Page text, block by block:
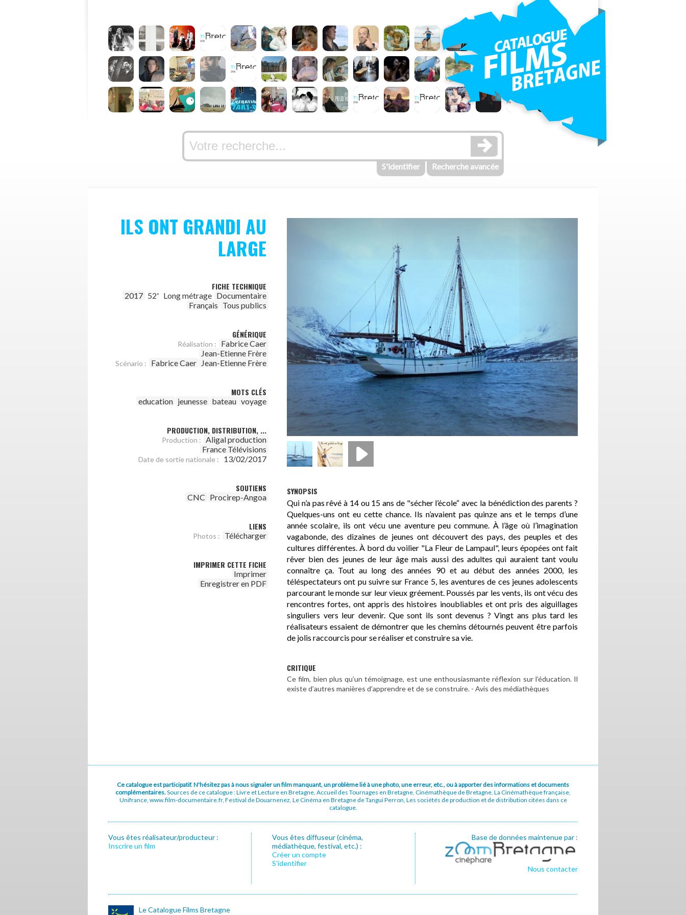
S'identifier Recherche avancée
ILS ONT GRANDI AU
LARGE
FICHE TECHNIQUE
2017 52' Long métrage Documentaire
Français Tous publics
GÉNÉRIQUE
Réalisation :
Fabrice Caer
Jean-Etienne Frère
Scénario : Fabrice Caer Jean-Etienne Frère
MOTS CLÉS
education jeunesse bateau voyage
PRODUCTION, DISTRIBUTION, ...
Production : Aligal production
France Télévisions
Date de sortie nationale : 13/02/2017
SOUTIENS
CNC Procirep-Angoa
LIENS
Photos : Télécharger
IMPRIMER CETTE FICHE
Imprimer
Enregistrer en PDF
SYNOPSIS
Qui n’a pas rêvé à 14 ou 15 ans de "sécher l’école“ avec la bénédiction des parents ?
Quelques-uns ont eu cette chance. Ils n’avaient pas quinze ans et le temps d’une
année scolaire, ils ont vécu une aventure peu commune. À l’âge où l’imagination
vagabonde, des dizaines de jeunes ont découvert des pays, des peuples et des
cultures différentes. À bord du voilier "La Fleur de Lampaul", leurs épopées ont fait
rêver bien des jeunes de leur âge mais aussi des adultes qui auraient tant voulu
connaître ça. Tout au long des années 90 et au début des années 2000, les
téléspectateurs ont pu suivre sur France 5, les aventures de ces jeunes adolescents
parcourant le monde sur leur vieux gréement. Poussés par les vents, ils ont vécu des
rencontres fortes, ont appris des histoires inoubliables et ont pris des aiguillages
singuliers vers leur devenir. Que sont ils sont devenus ? Vingt ans plus tard les
réalisateurs essaient de démontrer que les chemins détournés peuvent être parfois
de jolis raccourcis pour se réaliser et construire sa vie.
CRITIQUE
Ce film, bien plus qu’un témoignage, est une enthousiasmante réflexion sur l’éducation. Il
existe d’autres manières d’apprendre et de se construire. - Avis des médiathèques
Ce catalogue est participatif. N'hésitez pas à nous signaler un film manquant, un problème lié à une photo, une erreur, etc., ou à apporter des informations et documents
complémentaires.Sources de ce catalogue : Livre et Lecture en Bretagne, Accueil des Tournages en Bretagne, Cinémathèque de Bretagne, La Cinémathèque française,
Unifrance, www.film-documentaire.fr, Festival de Douarnenez, Le Cinéma en Bretagne de Tangui Perron, Les sociétés de production et de distribution citées dans ce
catalogue.
Vous êtes réalisateur/producteur :
Inscrire un film
Vous êtes diffuseur (cinéma,
médiathèque, festival, etc.) :
Créer un compte
S’identifier
Base de données maintenue par :
Nous contacter
Le Catalogue Films Bretagne